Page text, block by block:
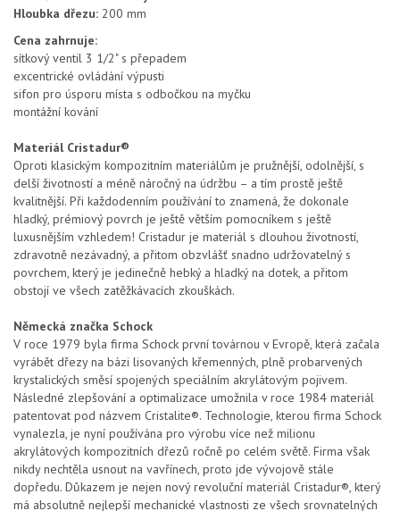
Hloubka dřezu: 200 mm
Cena zahrnuje:
sítkový ventil 3 1/2" s přepadem
excentrické ovládání výpusti
sifon pro úsporu místa s odbočkou na myčku
montážní kování
Materiál Cristadur®
Oproti klasickým kompozitním materiálům je pružnější, odolnější, s
delší životností a méně náročný na údržbu – a tím prostě ještě
kvalitnější. Při každodenním používání to znamená, že dokonale
hladký, prémiový povrch je ještě větším pomocníkem s ještě
luxusnějším vzhledem! Cristadur je materiál s dlouhou životností,
zdravotně nezávadný, a přitom obzvlášť snadno udržovatelný s
povrchem, který je jedinečně hebký a hladký na dotek, a přitom
obstojí ve všech zatěžkávacích zkouškách.
Německá značka Schock
V roce 1979 byla firma Schock první továrnou v Evropě, která začala
vyrábět dřezy na bázi lisovaných křemenných, plně probarvených
krystalických směsí spojených speciálním akrylátovým pojivem.
Následné zlepšování a optimalizace umožnila v roce 1984 materiál
patentovat pod názvem Cristalite®. Technologie, kterou firma Schock
vynalezla, je nyní používána pro výrobu více než milionu
akrylátových kompozitních dřezů ročně po celém světě. Firma však
nikdy nechtěla usnout na vavřínech, proto jde vývojově stále
dopředu. Důkazem je nejen nový revoluční materiál Cristadur®, který
má absolutně nejlepší mechanické vlastnosti ze všech srovnatelných